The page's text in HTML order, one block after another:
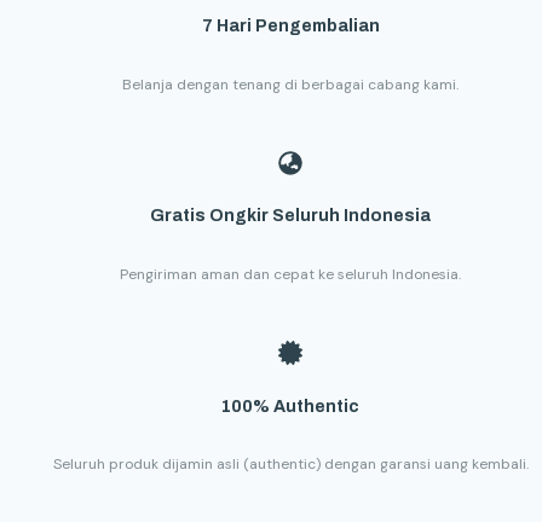
7 Hari Pengembalian
Belanja dengan tenang di berbagai cabang kami.
Gratis Ongkir Seluruh Indonesia
Pengiriman aman dan cepat ke seluruh Indonesia.
100% Authentic
Seluruh produk dijamin asli (authentic) dengan garansi uang kembali.